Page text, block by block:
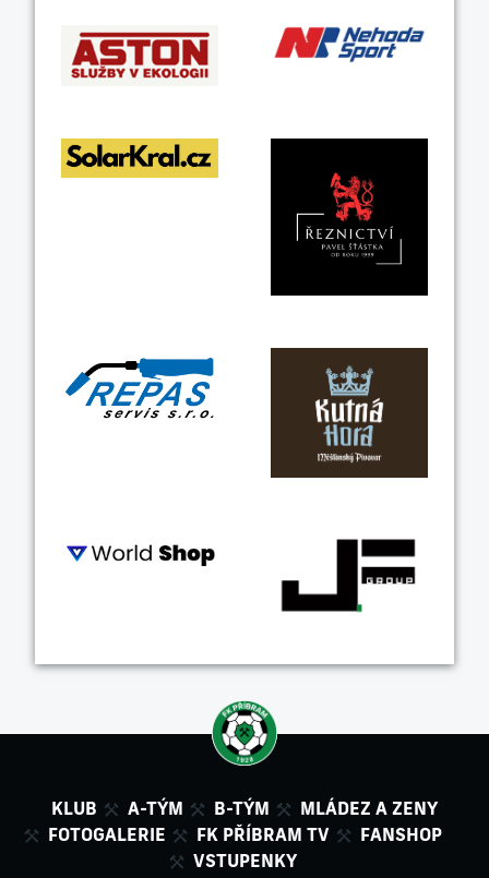
KLUB A-TÝM B-TÝM
MLÁDEZ A ZENY
FOTOGALERIE
FK PŘÍBRAM TV
FANSHOP
VSTUPENKY